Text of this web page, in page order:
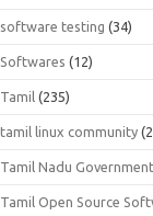
software testing (34)
Softwares (12)
Tamil (235)
tamil linux community
Tamil Nadu Government
Tamil Open Source